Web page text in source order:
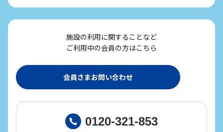
施設の利用に関することなど
ご利用中の会員の方はこちら
会員さまお問い合わせ
0120-321-853